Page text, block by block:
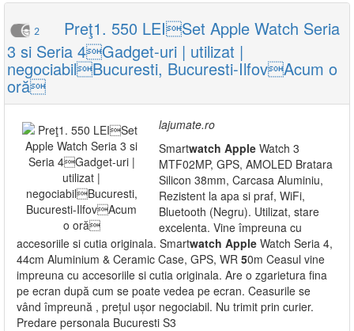
2
Preţ1. 550 LEISet Apple Watch Seria
3 si Seria 4Gadget-uri | utilizat |
negociabilBucuresti, Bucuresti-IlfovAcum o
oră
lajumate.ro
Smartwatch Apple Watch 3
MTF02MP, GPS, AMOLED Bratara
Silicon 38mm, Carcasa Aluminiu,
Rezistent la apa si praf, WiFi,
Bluetooth (Negru). Utilizat, stare
excelenta. Vine împreuna cu
accesoriile si cutia originala. Smartwatch Apple Watch Seria 4,
44cm Aluminium & Ceramic Case, GPS, WR 50m Ceasul vine
impreuna cu accesoriile si cutia originala. Are o zgarietura fina
pe ecran după cum se poate vedea pe ecran. Ceasurile se
vând împreună , prețul ușor negociabil. Nu trimit prin curier.
Predare personala Bucuresti S3